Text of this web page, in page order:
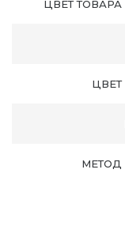
ЦВЕТ ТОВАРА
ЦВЕТ
МЕТОД